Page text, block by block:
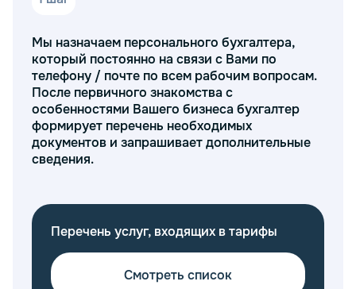
деклараций
предпринимателями и юридическими
лицами
Мы понимаем, что каждый бизнес уникален, и
поэтому предоставляем индивидуальный подход к
каждому клиенту. Наши специалисты помогут вам с
любыми вопросами, связанными с бухгалтерским
обслуживанием, обеспечат надежное
нам за консультациями, и мы поможем вам
оптимизировать работу бухгалтерии, обеспечив
полное сопровождение вашего бизнеса.
Преимущества дистанционного
Мы назначаем персонального бухгалтера,
который постоянно на связи с Вами по
телефону / почте по всем рабочим вопросам.
После первичного знакомства с
особенностями Вашего бизнеса бухгалтер
формирует перечень необходимых
документов и запрашивает дополнительные
сведения.
Перечень услуг, входящих в тарифы
Смотреть список